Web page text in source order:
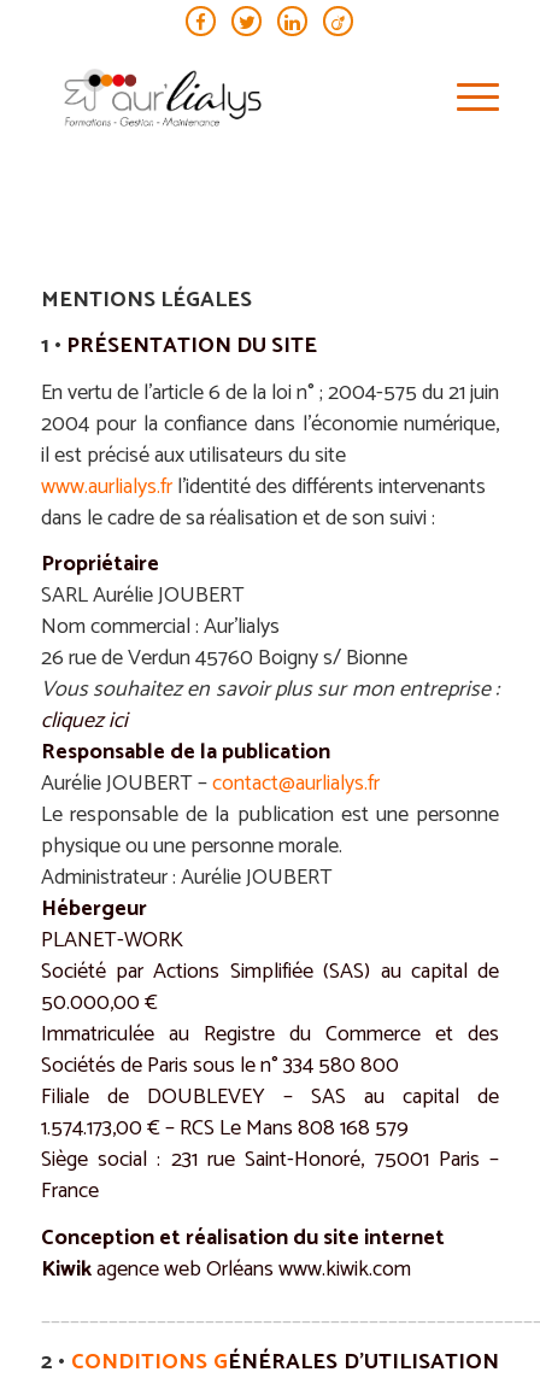
MENTIONS LÉGALES
1 • PRÉSENTATION DU SITE
En vertu de l’article 6 de la loi n° ; 2004-575 du 21 juin
2004 pour la confiance dans l’économie numérique,
il est précisé aux utilisateurs du site
www.aurlialys.frl’identité des différents intervenants
dans le cadre de sa réalisation et de son suivi :
Propriétaire
SARL Aurélie JOUBERT
Nom commercial : Aur’lialys
26 rue de Verdun 45760 Boigny s/ Bionne
Vous souhaitez en savoir plus sur mon entreprise :
cliquez ici
Responsable de la publication
Aurélie JOUBERT –contact@aurlialys.fr
Le responsable de la publication est une personne
physique ou une personne morale.
Administrateur :Aurélie JOUBERT
Hébergeur
PLANET-WORK
Société par Actions Simplifiée (SAS) au capital de
50.000,00 €
Immatriculée au Registre du Commerce et des
Sociétés de Paris sous le n° 334 580 800
Filiale de DOUBLEVEY – SAS au capital de
1.574.173,00 € – RCS Le Mans 808 168 579
Siège social : 231 rue Saint-Honoré, 75001 Paris –
France
Conception et réalisation du site internet
Kiwikagence web Orléanswww.kiwik.com
2 • CONDITIONS GÉNÉRALES D’UTILISATION